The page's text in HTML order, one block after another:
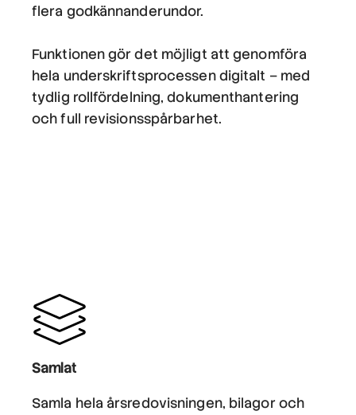
flera godkännanderundor.
Funktionen gör det möjligt att genomföra
hela underskriftsprocessen digitalt – med
tydlig rollfördelning, dokumenthantering
och full revisionsspårbarhet.
Samlat
Samla hela årsredovisningen, bilagor och